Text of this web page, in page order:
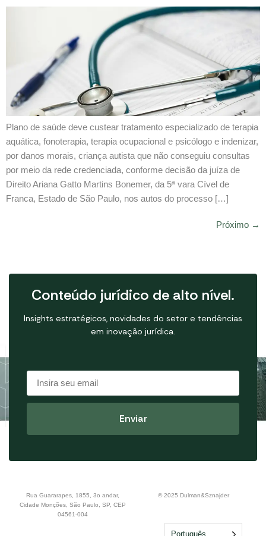
Plano de saúde deve custear tratamento especializado de terapia
aquática, fonoterapia, terapia ocupacional e psicólogo e indenizar,
por danos morais, criança autista que não conseguiu consultas
por meio da rede credenciada, conforme decisão da juíza de
Direito Ariana Gatto Martins Bonemer, da 5ª vara Cível de
Franca, Estado de São Paulo, nos autos do processo […]
Próximo →
Conteúdo jurídico de alto nível.
Insights estratégicos, novidades do setor e tendências
em inovação jurídica.
Rua Guararapes, 1855, 3o andar,
Cidade Monções, São Paulo, SP, CEP
04561-004
© 2025 Dulman&Sznajder
Português